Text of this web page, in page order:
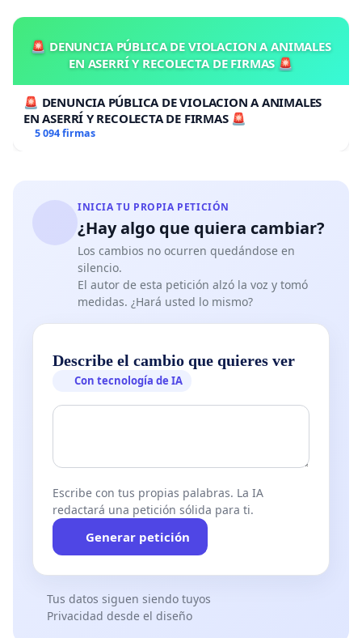
🚨 DENUNCIA PÚBLICA DE VIOLACION A ANIMALES
EN ASERRÍ Y RECOLECTA DE FIRMAS 🚨
🚨 DENUNCIA PÚBLICA DE VIOLACION A ANIMALES
EN ASERRÍ Y RECOLECTA DE FIRMAS 🚨
5 094 firmas
INICIA TU PROPIA PETICIÓN
¿Hay algo que quiera cambiar?
Los cambios no ocurren quedándose en
silencio.
El autor de esta petición alzó la voz y tomó
medidas. ¿Hará usted lo mismo?
Describe el cambio que quieres ver
Con tecnología de IA
Escribe con tus propias palabras. La IA
redactará una petición sólida para ti.
Generar petición
Tus datos siguen siendo tuyos
Privacidad desde el diseño